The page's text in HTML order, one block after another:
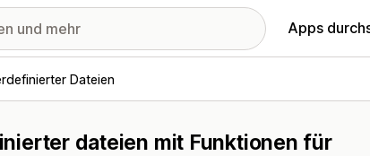
Apps
Dateien
dateien mit Funktionen für